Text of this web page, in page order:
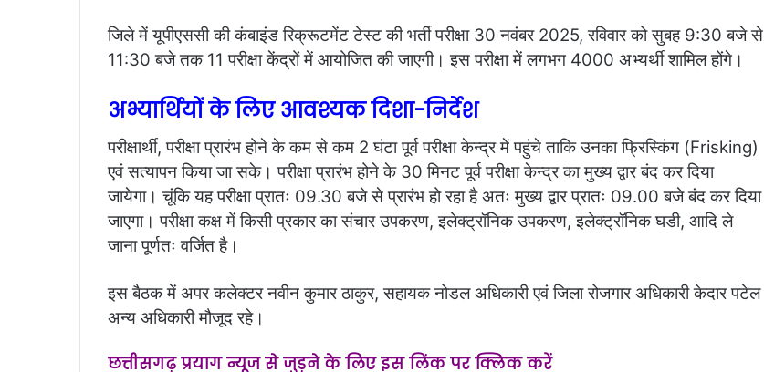
जिले में यूपीएससी की कंबाइंड रिक्रूटमेंट टेस्ट की भर्ती परीक्षा 30 नवंबर 2025, रविवार को सुबह 9:30 बजे से
11:30 बजे तक 11 परीक्षा केंद्रों में आयोजित की जाएगी। इस परीक्षा में लगभग 4000 अभ्यर्थी शामिल होंगे।
अभ्यार्थियों के लिए आवश्यक दिशा-निर्देश
परीक्षार्थी, परीक्षा प्रारंभ होने के कम से कम 2 घंटा पूर्व परीक्षा केन्द्र में पहुंचे ताकि उनका फ्रिस्किंग (Frisking)
एवं सत्यापन किया जा सके। परीक्षा प्रारंभ होने के 30 मिनट पूर्व परीक्षा केन्द्र का मुख्य द्वार बंद कर दिया
जायेगा। चूंकि यह परीक्षा प्रातः 09.30 बजे से प्रारंभ हो रहा है अतः मुख्य द्वार प्रातः 09.00 बजे बंद कर दिया
जाएगा। परीक्षा कक्ष में किसी प्रकार का संचार उपकरण, इलेक्ट्रॉनिक उपकरण, इलेक्ट्रॉनिक घडी, आदि ले
जाना पूर्णतः वर्जित है।
इस बैठक में अपर कलेक्टर नवीन कुमार ठाकुर, सहायक नोडल अधिकारी एवं जिला रोजगार अधिकारी केदार पटेल
अन्य अधिकारी मौजूद रहे।
छत्तीसगढ़ प्रयाग न्यूज से जुड़ने के लिए इस लिंक पर क्लिक करें